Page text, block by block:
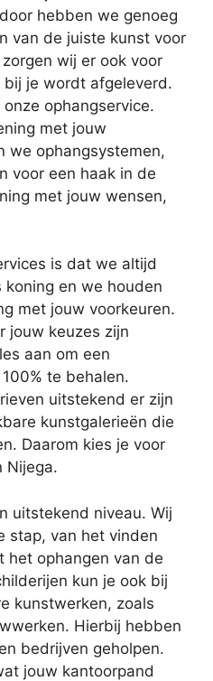
hebben we genoeg
van de juiste kunst voor
wij er ook voor
je wordt afgeleverd.
ophangservice.
met jouw
we ophangsystemen,
voor een haak in de
met jouw wensen,
is dat we altijd
en we houden
met jouw voorkeuren.
jouw keuzes zijn
aan om een
te behalen.
uitstekend er zijn
kunstgalerieën die
Daarom kies je voor
Nijega.
uitstekend niveau. Wij
stap, van het vinden
het ophangen van de
kun je ook bij
kunstwerken, zoals
Hierbij hebben
bedrijven geholpen.
jouw kantoorpand